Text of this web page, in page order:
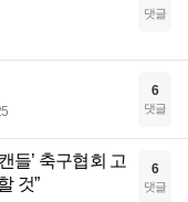
댓글
6
댓글
들’ 축구협회 고
것”
6
댓글